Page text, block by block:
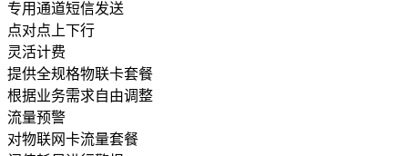
专用通道短信发送
点对点上下行
灵活计费
提供全规格物联卡套餐
根据业务需求自由调整
流量预警
对物联网卡流量套餐